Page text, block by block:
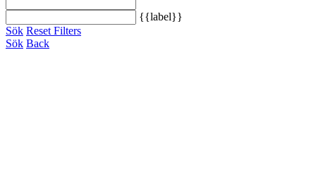
{{label}}
Sök Reset Filters
Sök Back